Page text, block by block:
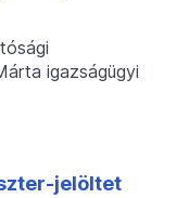
igazságügyi
jelöltet